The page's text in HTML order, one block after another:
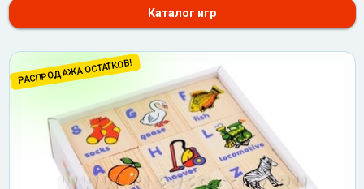
Каталог игр
РАСПРОДАЖА ОСТАТКОВ!